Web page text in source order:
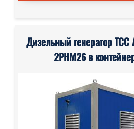
Дизельный генератор
2РНМ26 в